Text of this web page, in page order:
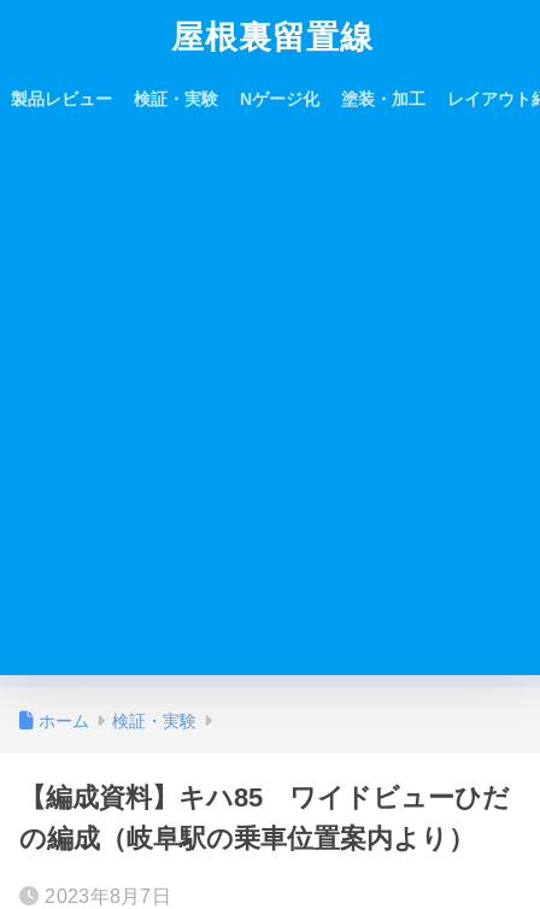
屋根裏留置線
製品レビュー 検証・実験 Nゲージ化 塗装・加工 レイアウト
ホーム 検証・実験
【編成資料】キハ85 ワイドビューひだ
の編成（岐阜駅の乗車位置案内より）
2023年8月7日